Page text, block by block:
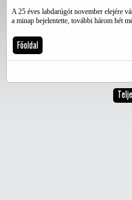
A 25 éves labdarúgót november elejére
a minap bejelentette, további három hét
Főoldal